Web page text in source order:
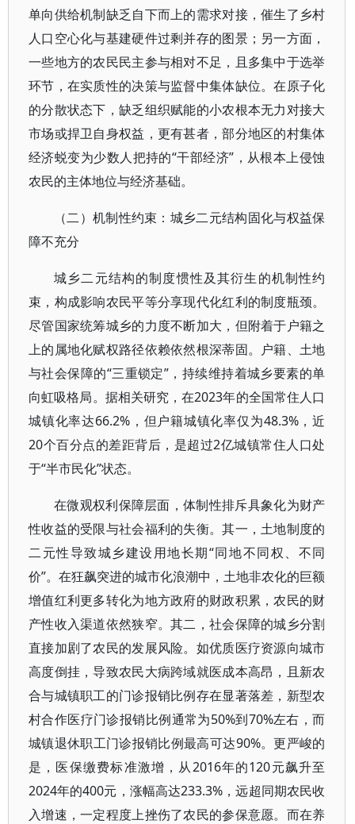
单向供给机制缺乏自下而上的需求对接，催生了乡村
人口空心化与基建硬件过剩并存的图景；另一方面，
一些地方的农民民主参与相对不足，且多集中于选举
环节，在实质性的决策与监督中集体缺位。在原子化
的分散状态下，缺乏组织赋能的小农根本无力对接大
市场或捍卫自身权益，更有甚者，部分地区的村集体
经济蜕变为少数人把持的“干部经济”，从根本上侵蚀
农民的主体地位与经济基础。
（二）机制性约束：城乡二元结构固化与权益保
障不充分
城乡二元结构的制度惯性及其衍生的机制性约
束，构成影响农民平等分享现代化红利的制度瓶颈。
尽管国家统筹城乡的力度不断加大，但附着于户籍之
上的属地化赋权路径依赖依然根深蒂固。户籍、土地
与社会保障的“三重锁定”，持续维持着城乡要素的单
向虹吸格局。据相关研究，在2023年的全国常住人口
城镇化率达66.2%，但户籍城镇化率仅为48.3%，近
20个百分点的差距背后，是超过2亿城镇常住人口处
于“半市民化”状态。
在微观权利保障层面，体制性排斥具象化为财产
性收益的受限与社会福利的失衡。其一，土地制度的
二元性导致城乡建设用地长期“同地不同权、不同
价”。在狂飙突进的城市化浪潮中，土地非农化的巨额
增值红利更多转化为地方政府的财政积累，农民的财
产性收入渠道依然狭窄。其二，社会保障的城乡分割
直接加剧了农民的发展风险。如优质医疗资源向城市
高度倒挂，导致农民大病跨域就医成本高昂，且新农
合与城镇职工的门诊报销比例存在显著落差，新型农
村合作医疗门诊报销比例通常为50%到70%左右，而
城镇退休职工门诊报销比例最高可达90%。更严峻的
是，医保缴费标准激增，从2016年的120元飙升至
2024年的400元，涨幅高达233.3%，远超同期农民收
入增速，一定程度上挫伤了农民的参保意愿。而在养